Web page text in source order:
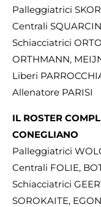
Palleggiatrici
Centrali
Schiacciatrici
ORTHMANN,
Liberi
Allenatore PARISI
IL ROSTER
CONEGLIANO
Palleggiatrici
Centrali FOLIE,
Schiacciatrici
SOROKAITE,